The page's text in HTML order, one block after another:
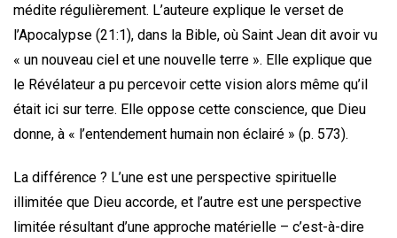
médite régulièrement. L’auteure explique le verset de
l’Apocalypse (21:1), dans la Bible, où Saint Jean dit avoir vu
« un nouveau ciel et une nouvelle terre ». Elle explique que
le Révélateur a pu percevoir cette vision alors même qu’il
était ici sur terre. Elle oppose cette conscience, que Dieu
donne, à « l’entendement humain non éclairé » (p. 573).
La différence ? L’une est une perspective spirituelle
illimitée que Dieu accorde, et l’autre est une perspective
limitée résultant d’une approche matérielle – c’est-à-dire